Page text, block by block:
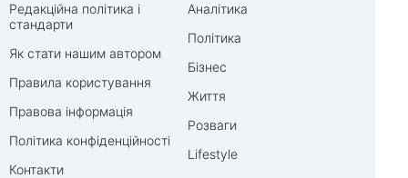
Редакційна політика і
стандарти
Як стати нашим автором
Правила користування
Правова інформація
Політика конфіденційності
Контакти
Аналітика
Політика
Бізнес
Життя
Розваги
Lifestyle